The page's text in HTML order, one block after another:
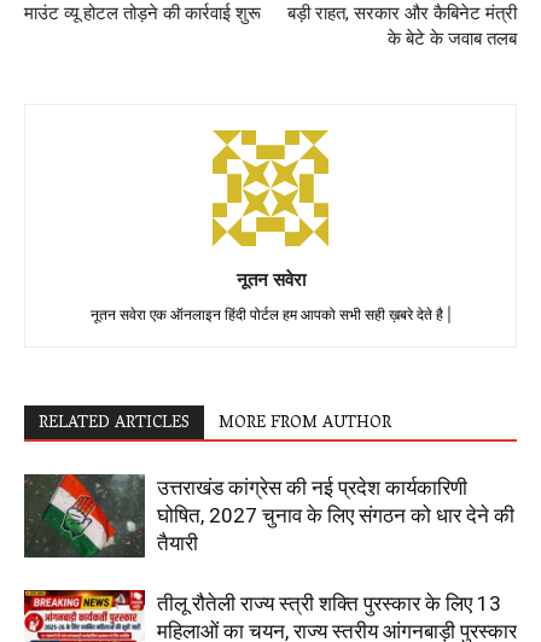
माउंट व्यू होटल तोड़ने की कार्रवाई शुरू
बड़ी राहत, सरकार और कैबिनेट मंत्री
के बेटे के जवाब तलब
नूतन सवेरा
नूतन सवेरा एक ऑनलाइन हिंदी पोर्टल हम आपको सभी सही ख़बरे देते है |
RELATED ARTICLES MORE FROM AUTHOR
उत्तराखंड कांग्रेस की नई प्रदेश कार्यकारिणी
घोषित, 2027 चुनाव के लिए संगठन को धार देने की
तैयारी
तीलू रौतेली राज्य स्त्री शक्ति पुरस्कार के लिए 13
महिलाओं का चयन, राज्य स्तरीय आंगनबाड़ी पुरस्कार